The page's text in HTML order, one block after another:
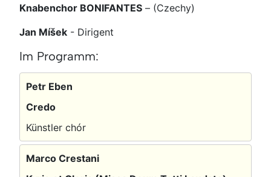
Knabenchor BONIFANTES – (Czechy)
Jan Míšek - Dirigent
Im Programm:
Petr Eben
Credo
Künstler chór
Marco Crestani